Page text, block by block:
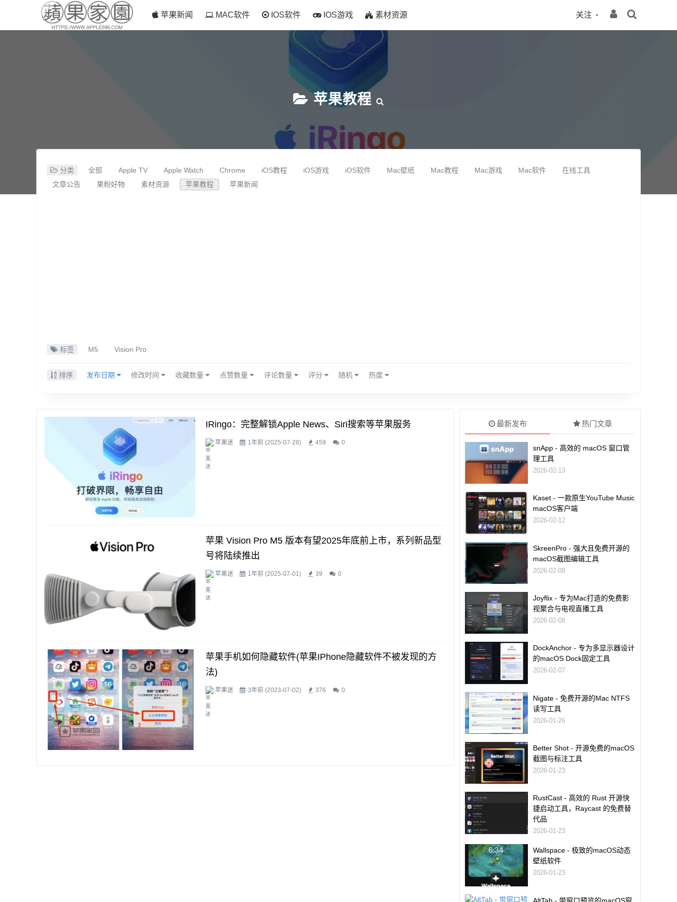
关注
苹果新闻 MAC软件 IOS软件 IOS游戏 素材资源
苹果教程
分类 全部 Apple TV Apple Watch Chrome iOS教程 iOS游戏 iOS软件 Mac壁纸 Mac教程 Mac游戏 Mac软件
在线工具
文章公告
果粉好物 素材资源 苹果教程 苹果新闻
标签 M5 Vision Pro
排序 发布日期 修改时间 收藏数量 点赞数量 评论数量 评分 随机 热度
IRingo：完整解锁Apple News、Siri搜索等苹果服务
苹果迷 1年前 (2025-07-28) 459 0
...
苹果 Vision Pro M5 版本有望2025年底前上市，系列新品型
号将陆续推出
苹果迷 1年前 (2025-07-01) 39 0
...
苹果手机如何隐藏软件(苹果iPhone隐藏软件不被发现的方
法)
苹果迷 3年前 (2023-07-02) 376 0
...
最新发布 热门文章
snApp - 高效的 macOS 窗口管
理工具
2026-02-13
Kaset - 一款原生YouTube Music
macOS客户端
2026-02-12
SkreenPro - 强大且免费开源的
macOS截图编辑工具
2026-02-08
Joyflix - 专为Mac打造的免费影
视聚合与电视直播工具
2026-02-08
DockAnchor - 专为多显示器设计
的macOS Dock固定工具
2026-02-07
Nigate - 免费开源的Mac NTFS
读写工具
2026-01-26
Better Shot - 开源免费的macOS
截图与标注工具
2026-01-23
RustCast - 高效的 Rust 开源快
捷启动工具，Raycast 的免费替
代品
2026-01-23
Wallspace - 极致的macOS动态
壁纸软件
2026-01-23
AltTab - 带窗口预览的macOS窗